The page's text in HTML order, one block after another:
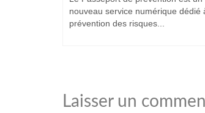
nouveau service numérique dédié
prévention des risques...
Laisser un